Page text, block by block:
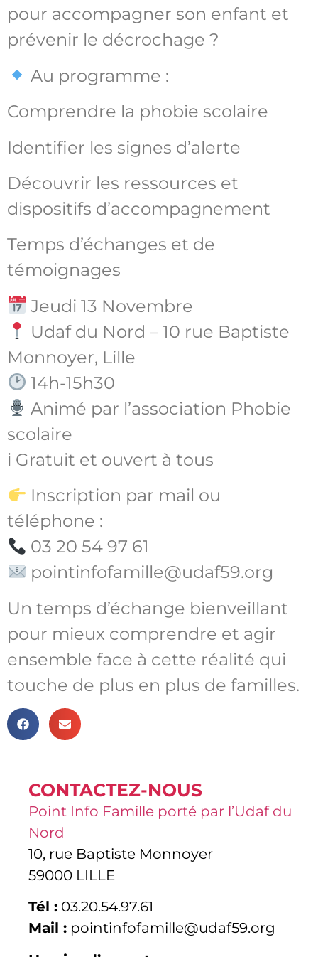
pour accompagner son enfant et
prévenir le décrochage ?
Au programme :
Comprendre la phobie scolaire
Identifier les signes d’alerte
Découvrir les ressources et
dispositifs d’accompagnement
Temps d’échanges et de
témoignages
Jeudi 13 Novembre
Udaf du Nord – 10 rue Baptiste
Monnoyer, Lille
14h-15h30
Animé par l’association Phobie
scolaire
ℹ Gratuit et ouvert à tous
Inscription par mail ou
téléphone :
03 20 54 97 61
pointinfofamille@udaf59.org
Un temps d’échange bienveillant
pour mieux comprendre et agir
ensemble face à cette réalité qui
touche de plus en plus de familles.
CONTACTEZ-NOUS
Point Info Famille porté par l’Udaf du
Nord
10, rue Baptiste Monnoyer
59000 LILLE
Tél : 03.20.54.97.61
Mail : pointinfofamille@udaf59.org